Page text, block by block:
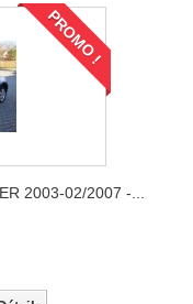
PROMO !
2003-02/2007 -...